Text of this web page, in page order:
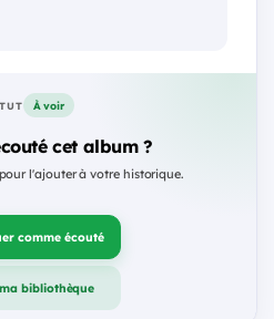
À voir
cet album ?
l'ajouter à votre historique.
comme écouté
bibliothèque